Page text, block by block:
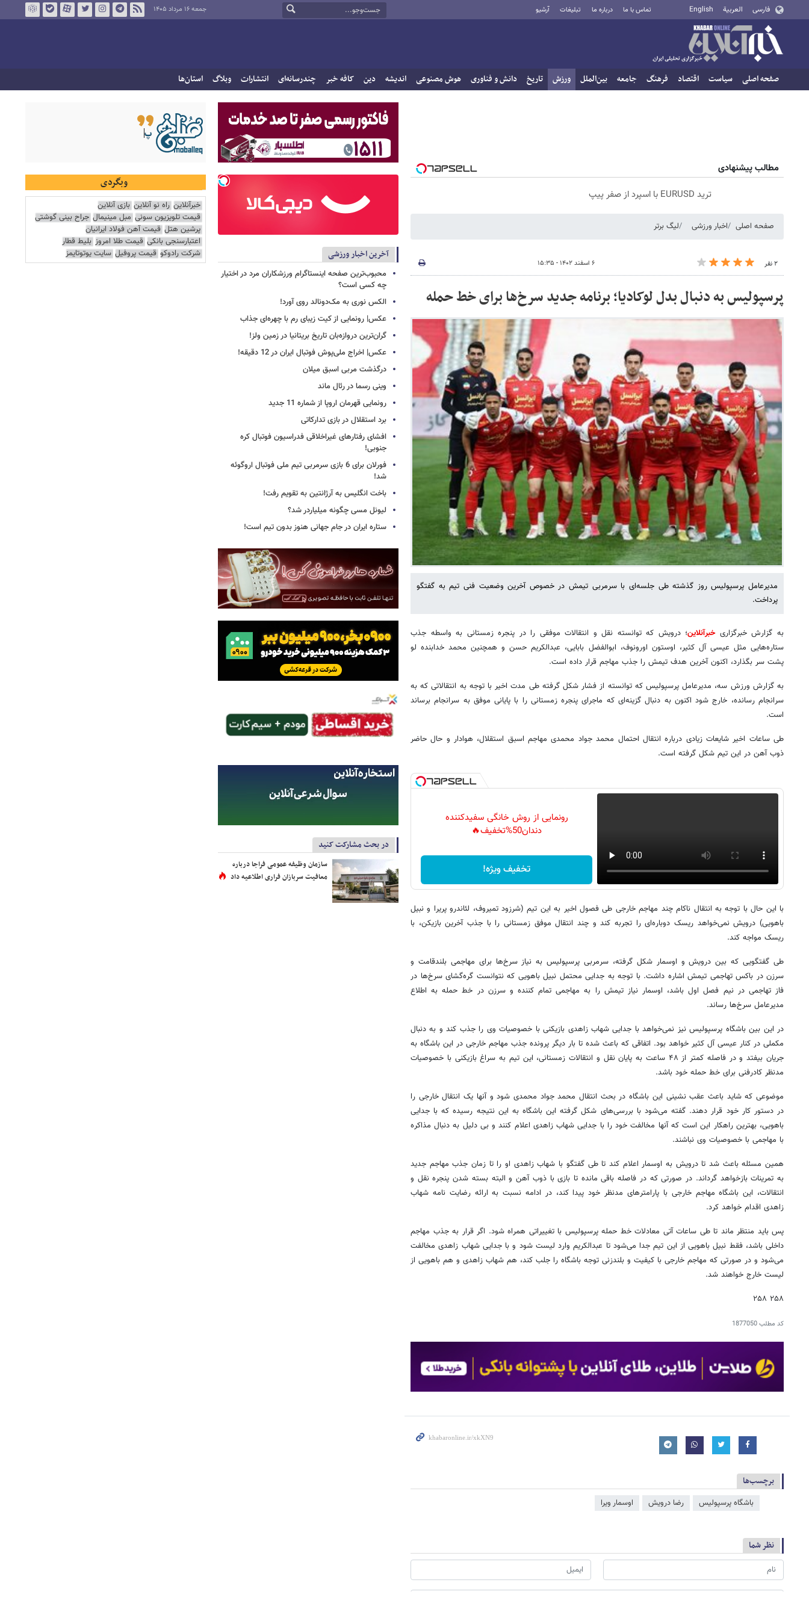
فارسی العربية English تماس با ما درباره ما تبلیغات آرشیو جمعه ۱۶ مرداد ۱۴۰۵
صفحه اصلی سیاست اقتصاد فرهنگ جامعه بین‌الملل ورزش تاریخ دانش و فناوری هوش مصنوعی اندیشه دین کافه خبر چندرسانه‌ای انتشارات وبلاگ استان‌ها
مطالب پیشنهادی
ترید EURUSD با اسپرد از صفر پیپ
صفحه اصلی اخبار ورزشی لیگ برتر
۲ نفر ۶ اسفند ۱۴۰۲ - ۱۵:۳۵
پرسپولیس به دنبال بدل لوکادیا؛ برنامه جدید سرخ‌ها برای خط حمله
مدیرعامل پرسپولیس روز گذشته طی جلسه‌ای با سرمربی تیمش در خصوص آخرین وضعیت فنی تیم به گفتگو
پرداخت.
به گزارش خبرگزاریخبرآنلاین؛ درویش که توانسته نقل و انتقالات موفقی را در پنجره زمستانی به واسطه جذب
ستاره‌هایی مثل عیسی آل کثیر، اوستون اورونوف، ابوالفضل بابایی، عبدالکریم حسن و همچنین محمد خدابنده لو
پشت سر بگذارد، اکنون آخرین هدف تیمش را جذب مهاجم قرار داده است.
به گزارش ورزش سه، مدیرعامل پرسپولیس که توانسته از فشار شکل گرفته طی مدت اخیر با توجه به انتقالاتی که به
سرانجام رسانده، خارج شود اکنون به دنبال گزینه‌ای که ماجرای پنجره زمستانی را با پایانی موفق به سرانجام برساند
است.
طی ساعات اخیر شایعات زیادی درباره انتقال احتمال محمد جواد محمدی مهاجم اسبق استقلال، هوادار و حال حاضر
ذوب آهن در این تیم شکل گرفته است.
رونمایی از روش خانگی سفیدکننده
دندان50%تخفیف🔥
تخفیف ویژه!
با این حال با توجه به انتقال ناکام چند مهاجم خارجی طی فصول اخیر به این تیم (شرزود تمیروف، لئاندرو پریرا و نبیل
باهویی) درویش نمی‌خواهد ریسک دوباره‌ای را تجربه کند و چند انتقال موفق زمستانی را با جذب آخرین بازیکن، با
ریسک مواجه کند.
طی گفتگویی که بین درویش و اوسمار شکل گرفته، سرمربی پرسپولیس به نیاز سرخ‌ها برای مهاجمی بلندقامت و
سرزن در باکس تهاجمی تیمش اشاره داشت. با توجه به جدایی محتمل نبیل باهویی که نتوانست گره‌گشای سرخ‌ها در
فاز تهاجمی در نیم فصل اول باشد، اوسمار نیاز تیمش را به مهاجمی تمام کننده و سرزن در خط حمله به اطلاع
مدیرعامل سرخ‌ها رساند.
در این بین باشگاه پرسپولیس نیز نمی‌خواهد با جدایی شهاب زاهدی بازیکنی با خصوصیات وی را جذب کند و به دنبال
مکملی در کنار عیسی آل کثیر خواهد بود. اتفاقی که باعث شده تا بار دیگر پرونده جذب مهاجم خارجی در این باشگاه به
جریان بیفتد و در فاصله کمتر از ۴۸ ساعت به پایان نقل و انتقالات زمستانی، این تیم به سراغ بازیکنی با خصوصیات
مدنظر کادرفنی برای خط حمله خود باشد.
موضوعی که شاید باعث عقب نشینی این باشگاه در بحث انتقال محمد جواد محمدی شود و آنها یک انتقال خارجی را
در دستور کار خود قرار دهند. گفته می‌شود با بررسی‌های شکل گرفته این باشگاه به این نتیجه رسیده که با جدایی
باهویی، بهترین راهکار این است که آنها مخالفت خود را با جدایی شهاب زاهدی اعلام کنند و بی دلیل به دنبال مذاکره
با مهاجمی با خصوصیات وی نباشند.
همین مسئله باعث شد تا درویش به اوسمار اعلام کند تا طی گفتگو با شهاب زاهدی او را تا زمان جذب مهاجم جدید
به تمرینات بازخواهد گرداند. در صورتی که در فاصله باقی مانده تا بازی با ذوب آهن و البته بسته شدن پنجره نقل و
انتقالات، این باشگاه مهاجم خارجی با پارامترهای مدنظر خود پیدا کند، در ادامه نسبت به ارائه رضایت نامه شهاب
زاهدی اقدام خواهد کرد.
پس باید منتظر ماند تا طی ساعات آتی معادلات خط حمله پرسپولیس با تغییراتی همراه شود. اگر قرار به جذب مهاجم
داخلی باشد، فقط نبیل باهویی از این تیم جدا می‌شود تا عبدالکریم وارد لیست شود و با جدایی شهاب زاهدی مخالفت
می‌شود و در صورتی که مهاجم خارجی با کیفیت و بلندزنی توجه باشگاه را جلب کند، هم شهاب زاهدی و هم باهویی از
لیست خارج خواهند شد.
۲۵۸ ۲۵۸
کد مطلب1877050
برچسب‌ها
باشگاه پرسپولیس رضا درویش اوسمار ویرا
نظر شما
آخرین اخبار ورزشی
محبوب‌ترین صفحه اینستاگرام ورزشکاران مرد در اختیار
چه کسی است؟
الکس نوری به مک‌دونالد روی آورد!
عکس| رونمایی از کیت زیبای رم با چهره‌ای جذاب
گران‌ترین دروازه‌بان تاریخ بریتانیا در زمین ولز!
عکس| اخراج ملی‌پوش فوتبال ایران در 12 دقیقه!
درگذشت مربی اسبق میلان
وینی رسما در رئال ماند
رونمایی قهرمان اروپا از شماره 11 جدید
برد استقلال در بازی تدارکاتی
افشای رفتارهای غیراخلاقی فدراسیون فوتبال کره
جنوبی!
فورلان برای 6 بازی سرمربی تیم ملی فوتبال اروگوئه
شد!
باخت انگلیس به آرژانتین به تقویم رفت!
لیونل مسی چگونه میلیاردر شد؟
ستاره ایران در جام جهانی هنوز بدون تیم است!
در بحث مشارکت کنید
سازمان وظیفه عمومی فراجا درباره
معافیت سربازان فراری اطلاعیه داد
وبگردی
خبرآنلاین راه نو آنلاین بازی آنلاین
قیمت تلویزیون سونی مبل مینیمال جراح بینی گوشتی
پرشین هتل قیمت آهن فولاد ایرانیان
اعتبارسنجی بانکی قیمت طلا امروز بلیط قطار
شرکت رادوکو قیمت پروفیل سایت یوتوتایمز